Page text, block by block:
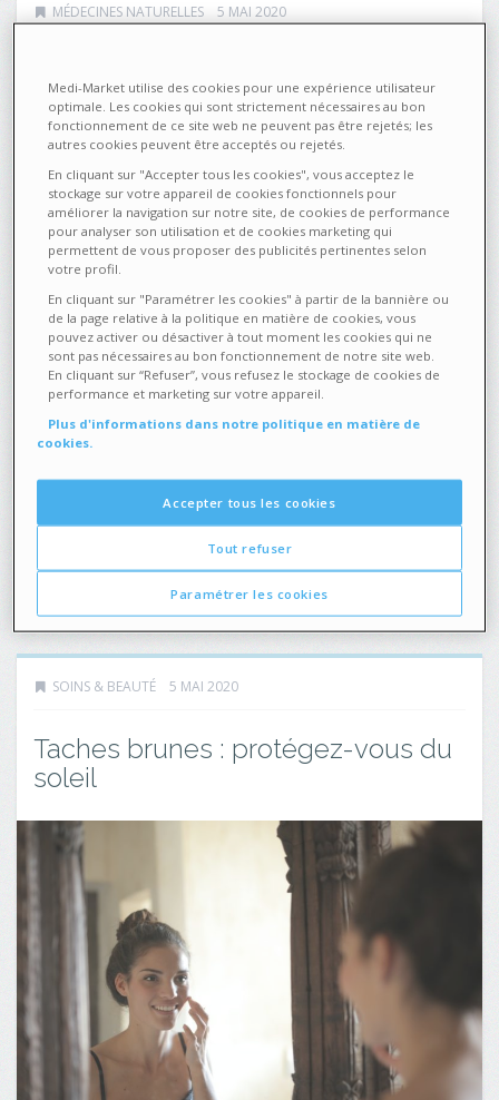
MÉDECINES NATURELLES 5 MAI 2020
permet aussi de rééquilibrer l’organisme, de gérer le stress et
de renforcer le système immunitaire. L’acupression repose sur
les mêmes principes ...
SOINS & BEAUTÉ 5 MAI 2020
Taches brunes : protégez-vous du
soleil
Medi-Market utilise des cookies pour une expérience utilisateur
optimale. Les cookies qui sont strictement nécessaires au bon
fonctionnement de ce site web ne peuvent pas être rejetés; les
autres cookies peuvent être acceptés ou rejetés.
En cliquant sur "Accepter tous les cookies", vous acceptez le
stockage sur votre appareil de cookies fonctionnels pour
améliorer la navigation sur notre site, de cookies de performance
pour analyser son utilisation et de cookies marketing qui
permettent de vous proposer des publicités pertinentes selon
votre profil.
En cliquant sur "Paramétrer les cookies" à partir de la bannière ou
de la page relative à la politique en matière de cookies, vous
pouvez activer ou désactiver à tout moment les cookies qui ne
sont pas nécessaires au bon fonctionnement de notre site web.
En cliquant sur “Refuser”, vous refusez le stockage de cookies de
performance et marketing sur votre appareil.
Plus d'informations dans notre politique en matière de
cookies.
Paramétrer les cookies
Tout refuser
Accepter tous les cookies